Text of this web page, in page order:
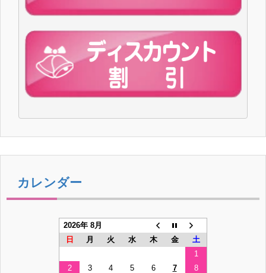
カレンダー
2026年 8月
日
月 火 水 木 金
土
1
2
3 4 5 6 7
8